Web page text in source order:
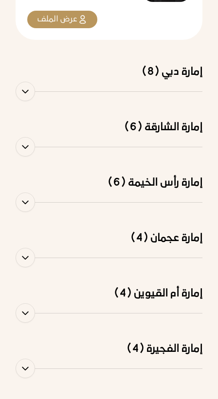
عرض الملف
إمارة دبي (8)
إمارة الشارقة (6)
إمارة رأس الخيمة (6)
إمارة عجمان (4)
إمارة أم القيوين (4)
إمارة الفجيرة (4)